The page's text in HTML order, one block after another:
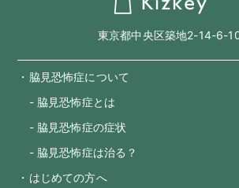
東京都中央区築地2-14-6-
・脇見恐怖症について
- 脇見恐怖症とは
- 脇見恐怖症の症状
- 脇見恐怖症は治る？
・はじめての方へ